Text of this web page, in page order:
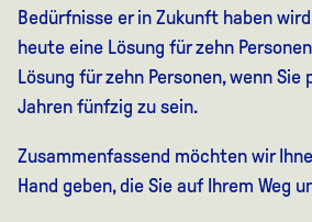
Bedürfnisse er in Zukunft haben
heute eine Lösung für zehn
Lösung für zehn Personen, wenn Sie
Jahren fünfzig zu sein.
Zusammenfassend möchten wir
Hand geben, die Sie auf Ihrem Weg